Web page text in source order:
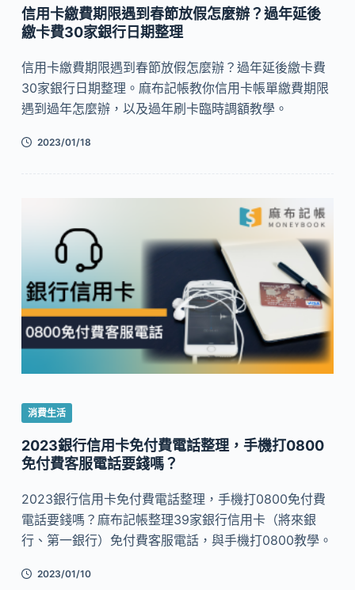
信用卡繳費期限遇到春節放假怎麼辦？過年延後
繳卡費30家銀行日期整理
信用卡繳費期限遇到春節放假怎麼辦？過年延後繳卡費
30家銀行日期整理。麻布記帳教你信用卡帳單繳費期限
遇到過年怎麼辦，以及過年刷卡臨時調額教學。
2023/01/18
消費生活
2023銀行信用卡免付費電話整理，手機打0800
免付費客服電話要錢嗎？
2023銀行信用卡免付費電話整理，手機打0800免付費
電話要錢嗎？麻布記帳整理39家銀行信用卡（將來銀
行、第一銀行）免付費客服電話，與手機打0800教學。
2023/01/10